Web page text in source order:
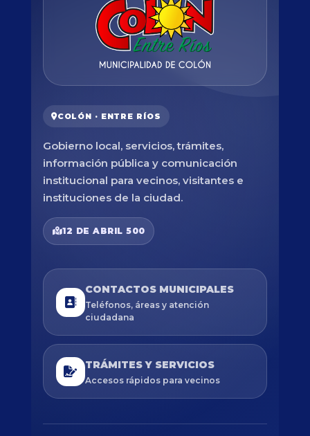
COLÓN · ENTRE RÍOS
Gobierno local, servicios, trámites,
información pública y comunicación
institucional para vecinos, visitantes e
instituciones de la ciudad.
12 DE ABRIL 500
CONTACTOS MUNICIPALES
Teléfonos, áreas y atención
ciudadana
TRÁMITES Y SERVICIOS
Accesos rápidos para vecinos